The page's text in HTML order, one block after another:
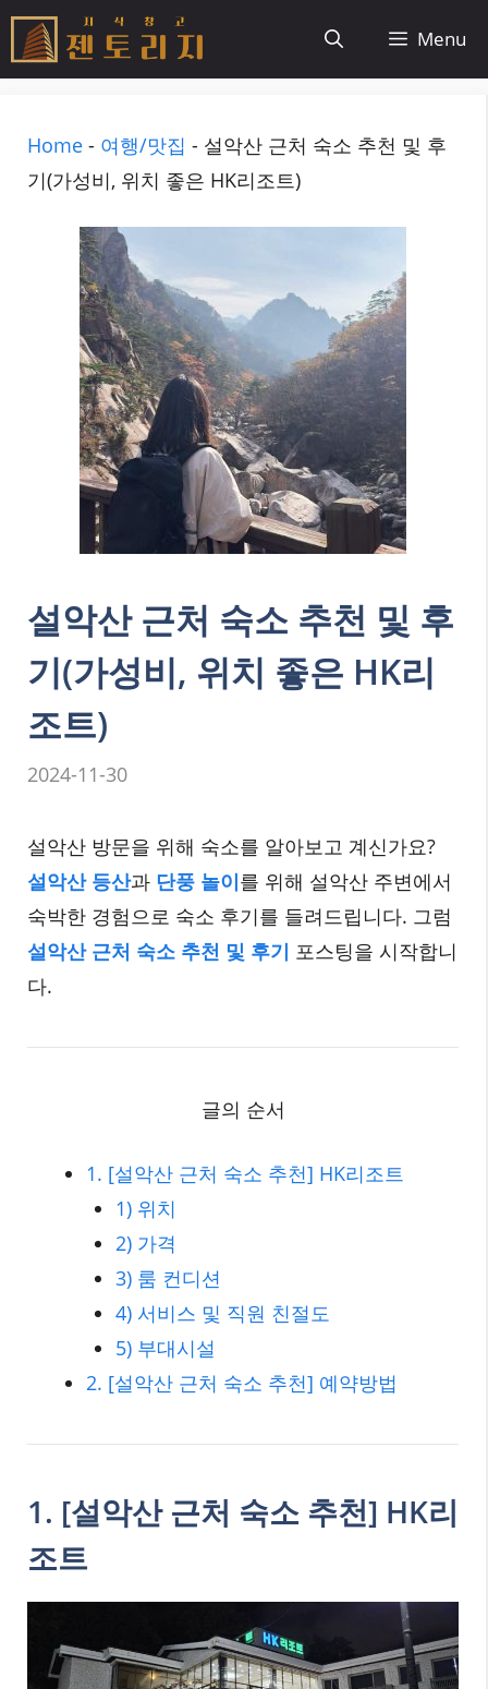
컨
츠
Menu
Home - 여행/맛집 - 설악산 근처 숙소 추천 및 후
기(가성비, 위치 좋은 HK리조트)
설악산 근처 숙소 추천 및 후
기(가성비, 위치 좋은 HK리
조트)
2024-11-30
설악산 방문을 위해 숙소를 알아보고 계신가요?
설악산 등산과 단풍 놀이를 위해 설악산 주변에서
숙박한 경험으로 숙소 후기를 들려드립니다. 그럼
설악산 근처 숙소 추천 및 후기 포스팅을 시작합니
다.
글의 순서
1. [설악산 근처 숙소 추천] HK리조트
1) 위치
2) 가격
3) 룸 컨디션
4) 서비스 및 직원 친절도
5) 부대시설
2. [설악산 근처 숙소 추천] 예약방법
1. [설악산 근처 숙소 추천] HK리
조트